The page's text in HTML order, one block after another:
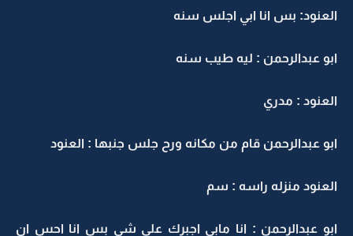
العنود: بس انا ابي اجلس سنه
ابو عبدالرحمن : ليه طيب سنه
العنود : مدري
ابو عبدالرحمن قام من مكانه ورح جلس جنبها : العنود
العنود منزله راسه : سم
ابو عبدالرحمن : انا مابي اجبرك على شي بس انا احس ان